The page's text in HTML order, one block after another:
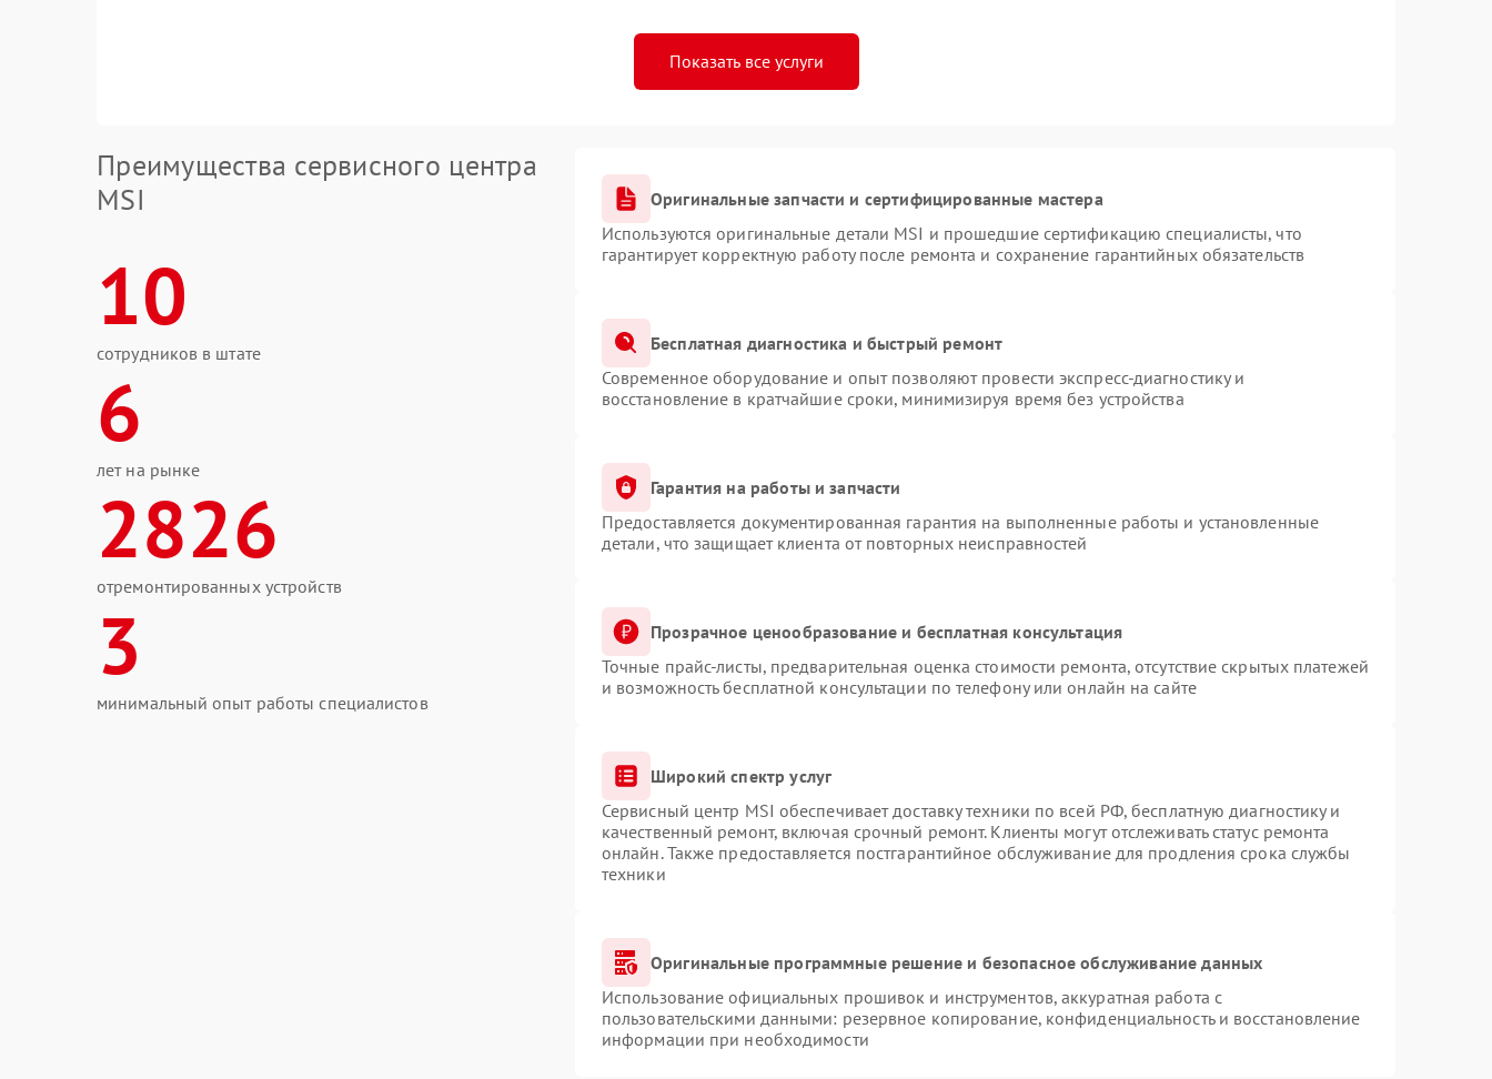
Показать все услуги
Преимущества сервисного центра
MSI
10
сотрудников в штате
6
лет на рынке
2826
отремонтированных устройств
3
минимальный опыт работы специалистов
Оригинальные запчасти и сертифицированные мастера
Используются оригинальные детали MSI и прошедшие сертификацию специалисты, что
гарантирует корректную работу после ремонта и сохранение гарантийных обязательств
Бесплатная диагностика и быстрый ремонт
Современное оборудование и опыт позволяют провести экспресс-диагностику и
восстановление в кратчайшие сроки, минимизируя время без устройства
Гарантия на работы и запчасти
Предоставляется документированная гарантия на выполненные работы и установленные
детали, что защищает клиента от повторных неисправностей
Прозрачное ценообразование и бесплатная консультация
Точные прайс-листы, предварительная оценка стоимости ремонта, отсутствие скрытых платежей
и возможность бесплатной консультации по телефону или онлайн на сайте
Широкий спектр услуг
Сервисный центр MSI обеспечивает доставку техники по всей РФ, бесплатную диагностику и
качественный ремонт, включая срочный ремонт. Клиенты могут отслеживать статус ремонта
онлайн. Также предоставляется постгарантийное обслуживание для продления срока службы
техники
Оригинальные программные решение и безопасное обслуживание данных
Использование официальных прошивок и инструментов, аккуратная работа с
пользовательскими данными: резервное копирование, конфиденциальность и восстановление
информации при необходимости